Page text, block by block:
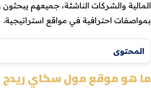
المالية والشركات الناشئة، جميعهم
بمواصفات احترافية في مواقع استراتيجية.
المحتوى
ما هو موقع مول سكاي ريدج